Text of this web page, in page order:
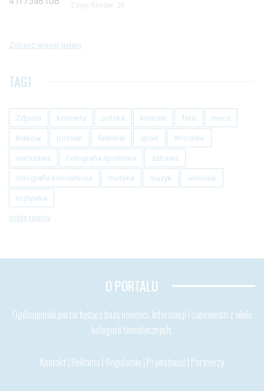
Zdjęc/filmów: 26
Zobacz więcej galerii
TAGI
Zdjecia koncerty polska koncert foto mecz
krakow poznan festiwal sport Wrocław
warszawa Fotografia sportowa zabawa
fotografia koncertowa muzyka muzyk wroclaw
rozrywka
Index tagów
O PORTALU
Ogólnopolski portal będący bazą nowości, informacji i zapowiedzi z wielu
kategorii tematycznych.
Kontakt | Reklama | Regulamin | Prywatność| Partnerzy